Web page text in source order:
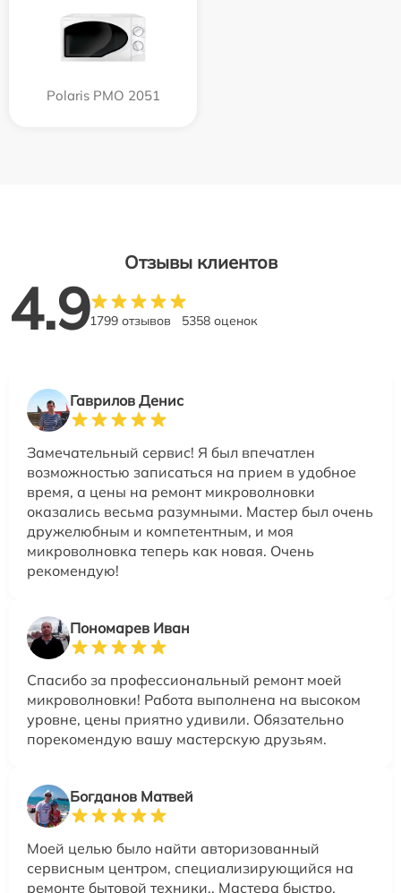
Polaris PMO 2051
Отзывы клиентов
4.91799 отзывов 5358 оценок
Гаврилов Денис
Замечательный сервис! Я был впечатлен
возможностью записаться на прием в удобное
время, а цены на ремонт микроволновки
оказались весьма разумными. Мастер был очень
дружелюбным и компетентным, и моя
микроволновка теперь как новая. Очень
рекомендую!
Пономарев Иван
Спасибо за профессиональный ремонт моей
микроволновки! Работа выполнена на высоком
уровне, цены приятно удивили. Обязательно
порекомендую вашу мастерскую друзьям.
Богданов Матвей
Моей целью было найти авторизованный
сервисным центром, специализирующийся на
ремонте бытовой техники.. Мастера быстро,